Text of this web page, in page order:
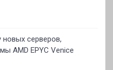
новых серверов,
AMD EPYC Venice